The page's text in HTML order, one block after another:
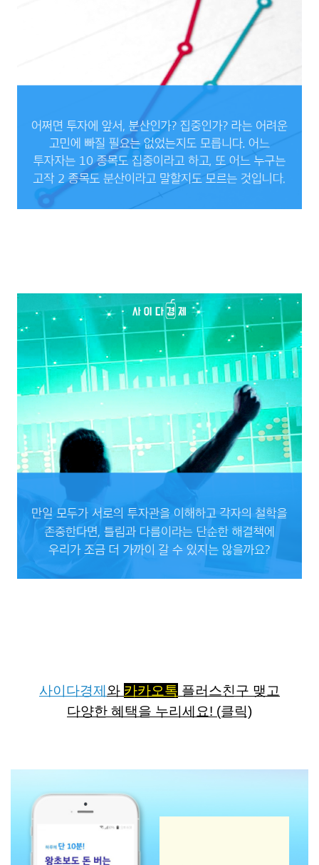
사이다경제 와 카카오톡 플러스친구 맺고
다양한 혜택을 누리세요! (클릭)